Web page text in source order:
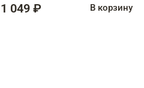
1 049 ₽ В корзину